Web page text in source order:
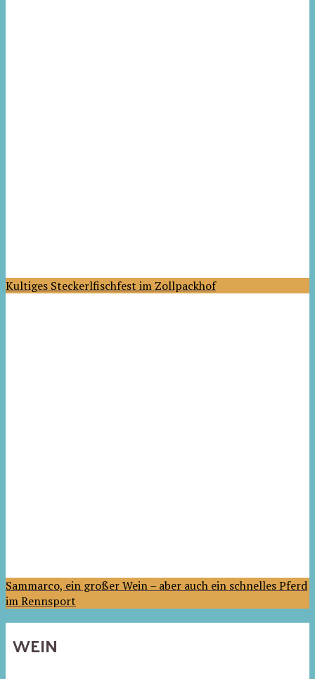
Kultiges Steckerlfischfest im Zollpackhof
Sammarco, ein großer Wein – aber auch ein schnelles Pferd
im Rennsport
WEIN